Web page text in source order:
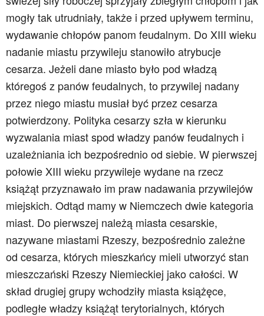
mogły tak utrudniały, także i przed upływem terminu,
wydawanie chłopów panom feudalnym. Do XIII wieku
nadanie miastu przywileju stanowiło atrybucje
cesarza. Jeżeli dane miasto było pod władzą
któregoś z panów feudalnych, to przywilej nadany
przez niego miastu musiał być przez cesarza
potwierdzony. Polityka cesarzy szła w kierunku
wyzwalania miast spod władzy panów feudalnych i
uzależniania ich bezpośrednio od siebie. W pierwszej
połowie XIII wieku przywileje wydane na rzecz
książąt przyznawało im praw nadawania przywilejów
miejskich. Odtąd mamy w Niemczech dwie kategoria
miast. Do pierwszej należą miasta cesarskie,
nazywane miastami Rzeszy, bezpośrednio zależne
od cesarza, których mieszkańcy mieli utworzyć stan
mieszczański Rzeszy Niemieckiej jako całości. W
skład drugiej grupy wchodziły miasta książęce,
podległe władzy książąt terytorialnych, których